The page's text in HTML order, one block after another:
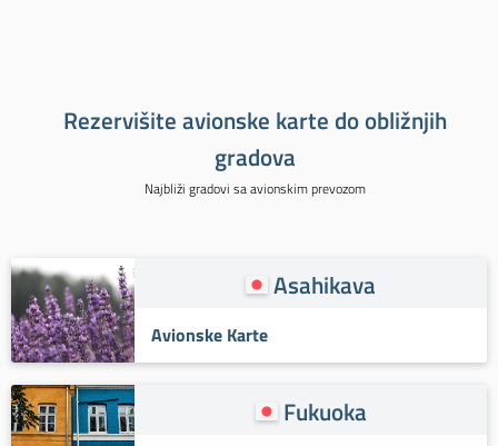
Rezervišite avionske karte do obližnjih
gradova
Najbliži gradovi sa avionskim prevozom
Asahikava
Avionske Karte
Fukuoka